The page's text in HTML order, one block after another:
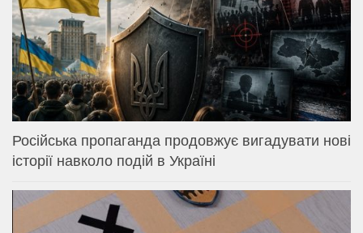
Російська пропаганда продовжує вигадувати нові
історії навколо подій в Україні